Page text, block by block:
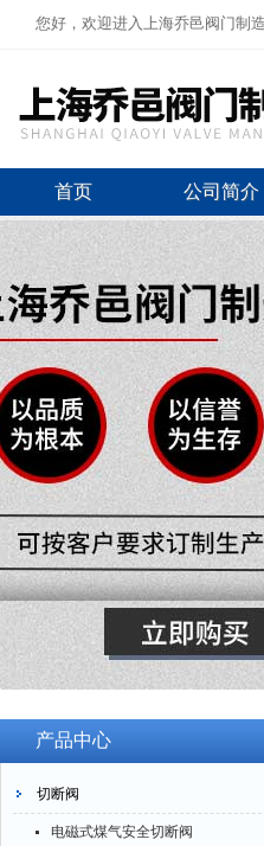
您好，欢迎进入上海乔邑阀门制
首页 公司简介
产品中心
切断阀
电磁式煤气安全切断阀